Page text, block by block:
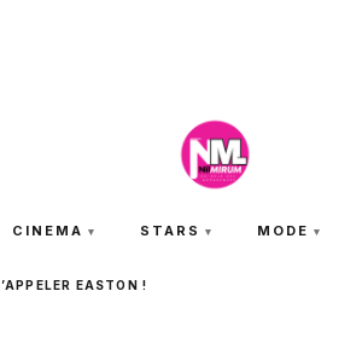
CINEMA STARS MODE
EASTON !